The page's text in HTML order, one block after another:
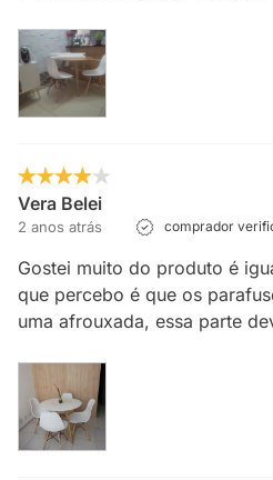
Vera Belei
2 anos atrás comprador
Gostei muito do produto é
que percebo é que os
uma afrouxada, essa parte